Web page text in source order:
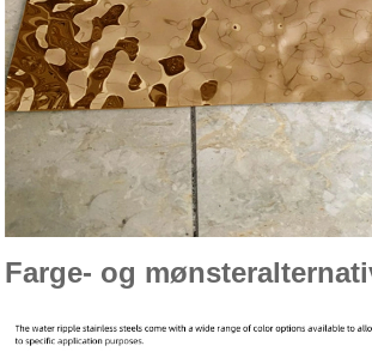
Farge- og